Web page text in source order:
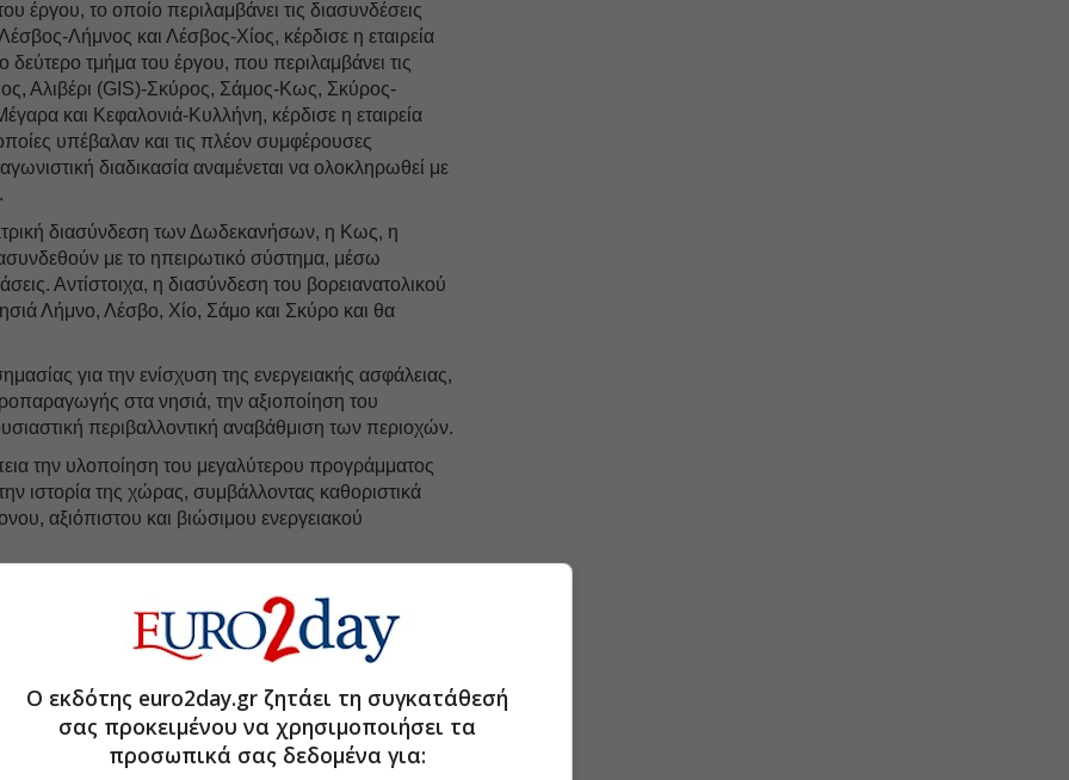
έργου, το οποίο περιλαμβάνει τις διασυνδέσεις
Λήμνος και Λέσβος-Χίος, κέρδισε η εταιρεία
δεύτερο τμήμα του έργου, που περιλαμβάνει τις
Αλιβέρι (GIS)-Σκύρος, Σάμος-Κως, Σκύρος-
και Κεφαλονιά-Κυλλήνη, κέρδισε η εταιρεία
υπέβαλαν και τις πλέον συμφέρουσες
διαδικασία αναμένεται να ολοκληρωθεί με
διασύνδεση των Δωδεκανήσων, η Κως, η
με το ηπειρωτικό σύστημα, μέσω
Αντίστοιχα, η διασύνδεση του βορειανατολικού
Λήμνο, Λέσβο, Χίο, Σάμο και Σκύρο και θα
για την ενίσχυση της ενεργειακής ασφάλειας,
στα νησιά, την αξιοποίηση του
περιβαλλοντική αναβάθμιση των περιοχών.
την υλοποίηση του μεγαλύτερου προγράμματος
ιστορία της χώρας, συμβάλλοντας καθοριστικά
αξιόπιστου και βιώσιμου ενεργειακού
εξελίξεις με την υπογραφη εγκυρότητας του Euro2day.gr
FOLLOW US
Ο εκδότης euro2day.gr ζητάει τη συγκατάθεσή
σας προκειμένου να χρησιμοποιήσει τα
προσωπικά σας δεδομένα για: